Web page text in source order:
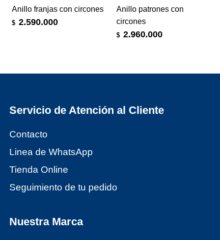
Anillo franjas con circones
$ 2.590.000
Anillo patrones con
circones
$ 2.960.000
Servicio de Atención al Cliente
Contacto
Linea de WhatsApp
Tienda Online
Seguimiento de tu pedido
Nuestra Marca